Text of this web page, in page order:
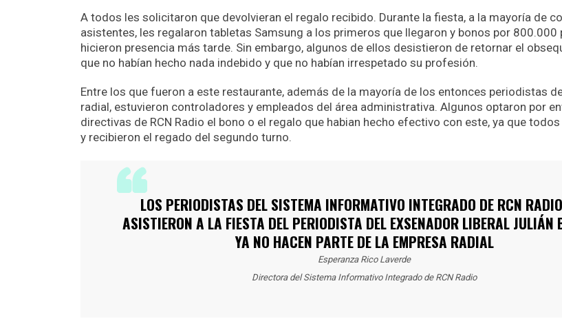
A todos les solicitaron que devolvieran el regalo recibido. Durante la fiesta, a la mayoría de
asistentes, les regalaron tabletas Samsung a los primeros que llegaron y bonos por 800.000
hicieron presencia más tarde. Sin embargo, algunos de ellos desistieron de retornar el
que no habían hecho nada indebido y que no habían irrespetado su profesión.
Entre los que fueron a este restaurante, además de la mayoría de los entonces periodistas
radial, estuvieron controladores y empleados del área administrativa. Algunos optaron por
directivas de RCN Radio el bono o el regalo que habian hecho efectivo con este, ya que
y recibieron el regado del segundo turno.
LOS PERIODISTAS DEL SISTEMA INFORMATIVO INTEGRADO DE RCN
ASISTIERON A LA FIESTA DEL PERIODISTA DEL EXSENADOR LIBERAL JULIÁN
YA NO HACEN PARTE DE LA EMPRESA RADIAL
Esperanza Rico Laverde
Directora del Sistema Informativo Integrado de RCN Radio